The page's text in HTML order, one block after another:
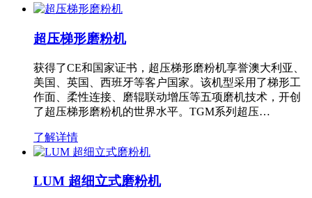
超压梯形磨粉机
获得了CE和国家证书，超压梯形磨粉机享誉澳大利亚、
美国、英国、西班牙等客户国家。该机型采用了梯形工
作面、柔性连接、磨辊联动增压等五项磨机技术，开创
了超压梯形磨粉机的世界水平。TGM系列超压…
了解详情
LUM 超细立式磨粉机